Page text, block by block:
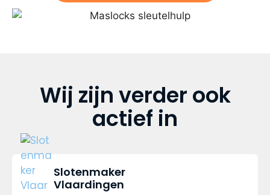
Wij zijn verder ook
actief in
Slotenmaker
Vlaardingen